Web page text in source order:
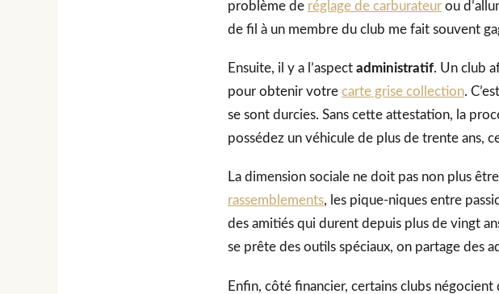
problème de réglage de carburateur ou
de fil à un membre du club me fait souvent
Ensuite, il y a l’aspect administratif. Un club
pour obtenir votre carte grise collection.
se sont durcies. Sans cette attestation, la
possédez un véhicule de plus de trente ans,
La dimension sociale ne doit pas non plus
rassemblements, les pique-niques entre
des amitiés qui durent depuis plus de vingt
se prête des outils spéciaux, on partage des
Enfin, côté financier, certains clubs négocient